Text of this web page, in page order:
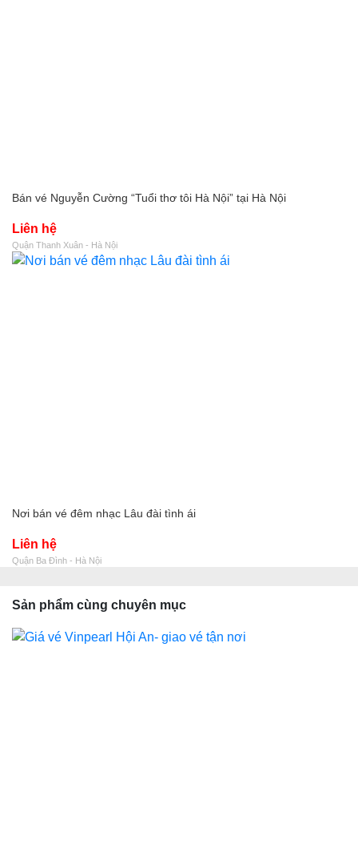
Bán vé Nguyễn Cường “Tuổi thơ tôi Hà Nội” tại Hà Nội
Liên hệ
Quận Thanh Xuân - Hà Nội
Nơi bán vé đêm nhạc Lâu đài tình ái
Liên hệ
Quận Ba Đình - Hà Nội
Sản phẩm cùng chuyên mục